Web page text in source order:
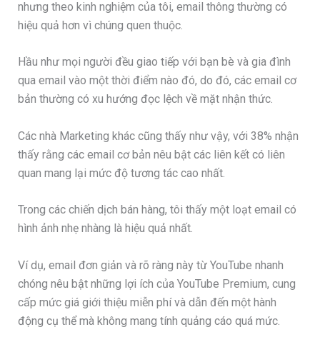
nhưng theo kinh nghiệm của tôi, email thông thường có
hiệu quả hơn vì chúng quen thuộc.
Hầu như mọi người đều giao tiếp với bạn bè và gia đình
qua email vào một thời điểm nào đó, do đó, các email cơ
bản thường có xu hướng đọc lệch về mặt nhận thức.
Các nhà Marketing khác cũng thấy như vậy, với 38% nhận
thấy rằng các email cơ bản nêu bật các liên kết có liên
quan mang lại mức độ tương tác cao nhất.
Trong các chiến dịch bán hàng, tôi thấy một loạt email có
hình ảnh nhẹ nhàng là hiệu quả nhất.
Ví dụ, email đơn giản và rõ ràng này từ YouTube nhanh
chóng nêu bật những lợi ích của YouTube Premium, cung
cấp mức giá giới thiệu miễn phí và dẫn đến một hành
động cụ thể mà không mang tính quảng cáo quá mức.